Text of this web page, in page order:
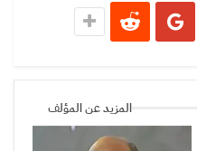
المزيد عن المؤلف